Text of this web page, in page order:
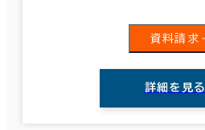
資料請求
詳細を見る